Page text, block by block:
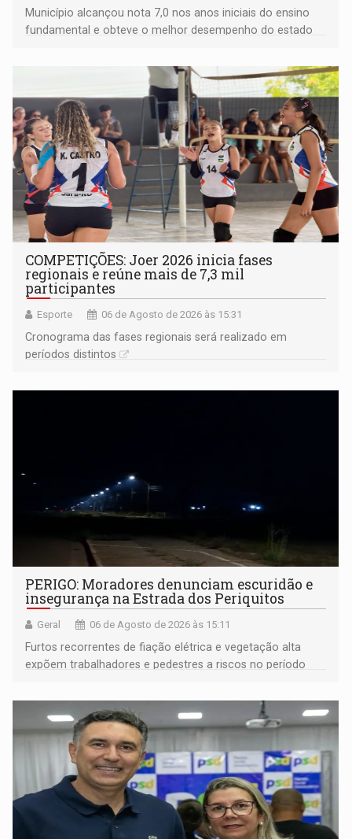
Município alcançou nota 7,0 nos anos iniciais do ensino
fundamental e obteve o melhor desempenho do estado
COMPETIÇÕES: Joer 2026 inicia fases
regionais e reúne mais de 7,3 mil
participantes
Esporte 06 de Agosto de 2026 às 15:31
Cronograma das fases regionais será realizado em
períodos distintos
PERIGO: Moradores denunciam escuridão e
insegurança na Estrada dos Periquitos
Geral 06 de Agosto de 2026 às 15:11
Furtos recorrentes de fiação elétrica e vegetação alta
expõem trabalhadores e pedestres a riscos no período